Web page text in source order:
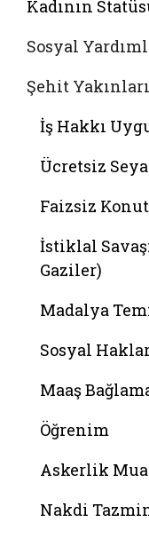
Kadının
Sosyal
Şehit
İş Hakkı
Ücretsiz
Faizsiz
İstiklal
Gaziler)
Madalya
Sosyal
Maaş
Öğrenim
Askerlik
Nakdi